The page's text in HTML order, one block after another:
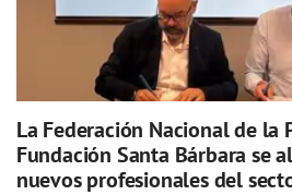
La Federación Nacional de la
Fundación Santa Bárbara se
nuevos profesionales del